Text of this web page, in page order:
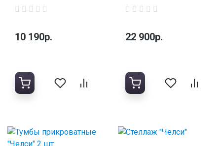
10 190р. 22 900р.